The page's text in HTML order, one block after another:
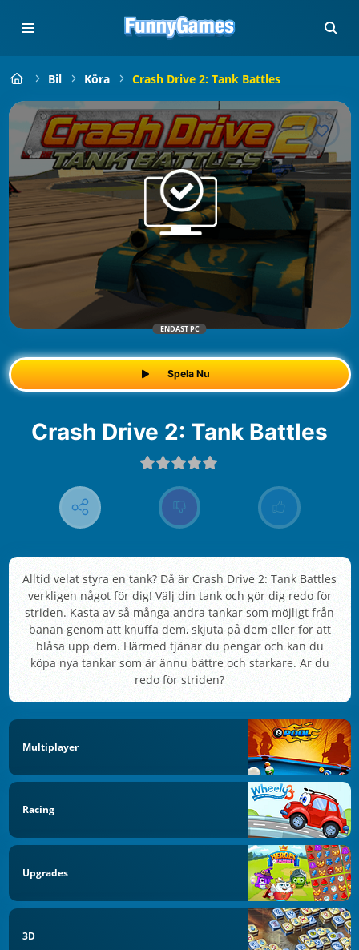
Bil Köra Crash Drive 2: Tank Battles
ENDAST PC
Spela Nu
Crash Drive 2: Tank Battles
Alltid velat styra en tank? Då är Crash Drive 2: Tank Battles
verkligen något för dig! Välj din tank och gör dig redo för
striden. Kasta av så många andra tankar som möjligt från
banan genom att knuffa dem, skjuta på dem eller för att
blåsa upp dem. Härmed tjänar du pengar och kan du
köpa nya tankar som är ännu bättre och starkare. Är du
redo för striden?
Multiplayer
Racing
Upgrades
3D